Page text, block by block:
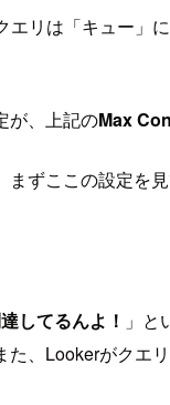
リは「キュー
が、上記のMax
ずここの設定を
してるんよ！ 」
、Lookerがクエ